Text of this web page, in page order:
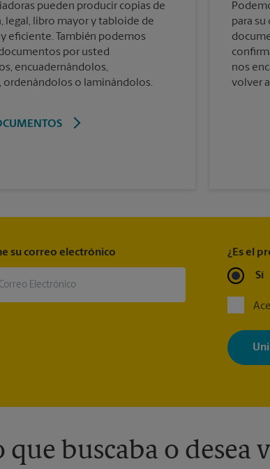
pueden producir copias de
legal, libro mayor y tabloide de
eficiente. También podemos
por usted
encuadernándolos,
ordenándolos o laminándolos.
para su
nos
volver
su correo electrónico ¿Es el
Sí
Al
con
adaptados
momento.
buscaba o desea